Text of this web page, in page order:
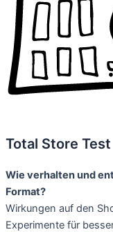
Total Store Test
Wie verhalten und
Format?
Wirkungen auf den
Experimente für